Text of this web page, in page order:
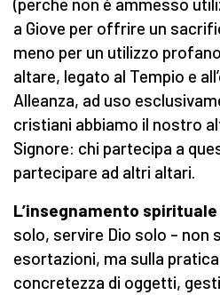
(perché non è ammesso
a Giove per offrire un
meno per un utilizzo
altare, legato al Tempio e
Alleanza, ad uso
cristiani abbiamo il nostro
Signore: chi partecipa a
partecipare ad altri altari.
L’insegnamento spirituale
solo, servire Dio solo – non
esortazioni, ma sulla
concretezza di oggetti,